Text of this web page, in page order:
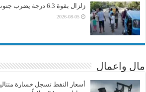
زلزال بقوة 6.3 درجة يضرب جنوب الفلبين (فيديو)
2026-08-05
مال واعمال
أسعار النفط تسجل خسارة